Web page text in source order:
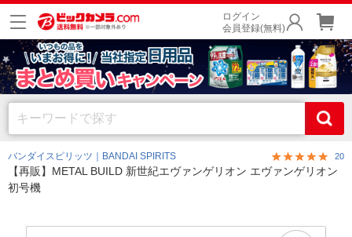
ログイン
会員登録(無料)
バンダイスピリッツ｜BANDAI SPIRITS 20
【再販】METAL BUILD 新世紀エヴァンゲリオン エヴァンゲリオン
初号機